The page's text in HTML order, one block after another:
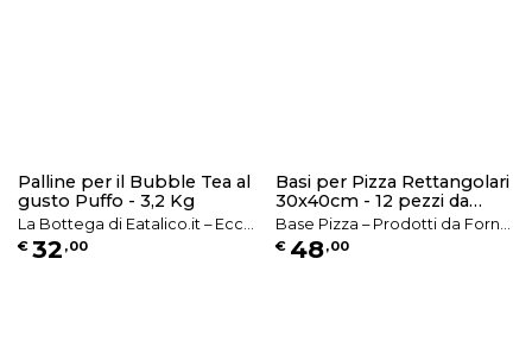
Palline per il Bubble Tea al
gusto Puffo - 3,2 Kg
La Bottega di Eatalico.it – Ecce
llenze Alimentari Italiane
€ 32 ,00
Basi per Pizza Rettangolari
30x40cm - 12 pezzi da
500g (2 pz. per busta)
Base Pizza – Prodotti da Forno
Artigianali e Basi Pronte
€ 48,00